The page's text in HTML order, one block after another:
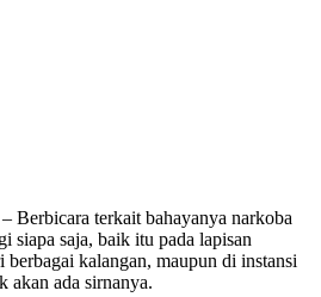
– Berbicara terkait bahayanya narkoba
siapa saja, baik itu pada lapisan
kalangan, maupun di instansi
akan ada sirnanya.